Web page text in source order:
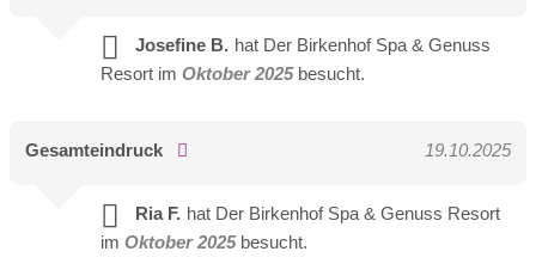
Josefine B. hat Der Birkenhof Spa & Genuss
Resort im Oktober 2025 besucht.
Gesamteindruck 19.10.2025
Ria F. hat Der Birkenhof Spa & Genuss Resort
im Oktober 2025 besucht.